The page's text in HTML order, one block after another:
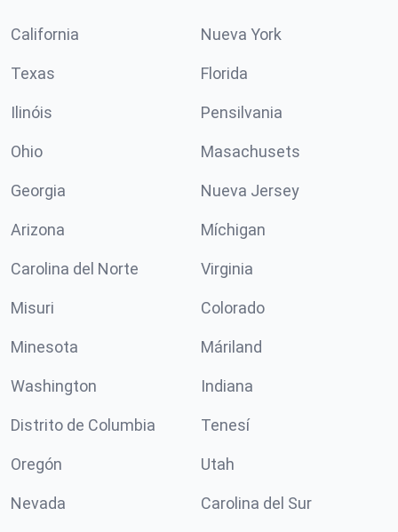
California Nueva York
Texas Florida
Ilinóis Pensilvania
Ohio Masachusets
Georgia Nueva Jersey
Arizona Míchigan
Carolina del Norte Virginia
Misuri Colorado
Minesota Máriland
Washington Indiana
Distrito de Columbia Tenesí
Oregón Utah
Nevada Carolina del Sur